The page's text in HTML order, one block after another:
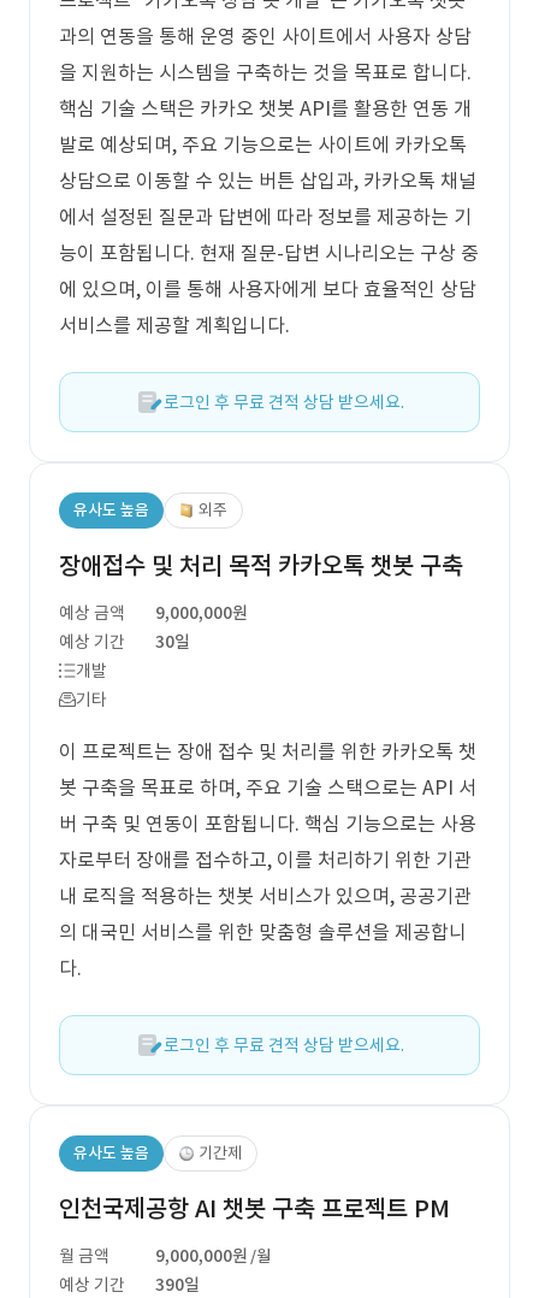
과의 연동을 통해 운영 중인 사이트에서 사용자 상담
을 지원하는 시스템을 구축하는 것을 목표로 합니다.
핵심 기술 스택은 카카오 챗봇 API를 활용한 연동 개
발로 예상되며, 주요 기능으로는 사이트에 카카오톡
상담으로 이동할 수 있는 버튼 삽입과, 카카오톡 채널
에서 설정된 질문과 답변에 따라 정보를 제공하는 기
능이 포함됩니다. 현재 질문-답변 시나리오는 구상 중
에 있으며, 이를 통해 사용자에게 보다 효율적인 상담
서비스를 제공할 계획입니다.
로그인 후 무료 견적 상담 받으세요.
유사도 높음 외주
장애접수 및 처리 목적 카카오톡 챗봇 구축
예상 금액
9,000,000원
예상 기간
30일
개발
기타
이 프로젝트는 장애 접수 및 처리를 위한 카카오톡 챗
봇 구축을 목표로 하며, 주요 기술 스택으로는 API 서
버 구축 및 연동이 포함됩니다. 핵심 기능으로는 사용
자로부터 장애를 접수하고, 이를 처리하기 위한 기관
내 로직을 적용하는 챗봇 서비스가 있으며, 공공기관
의 대국민 서비스를 위한 맞춤형 솔루션을 제공합니
다.
로그인 후 무료 견적 상담 받으세요.
유사도 높음 기간제
인천국제공항 AI 챗봇 구축 프로젝트 PM
월 금액 9,000,000원 /월
예상 기간
390일